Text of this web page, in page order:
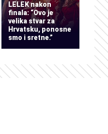
LELEK nakon
finala: “Ovo je
velika stvar za
Hrvatsku, ponosne
smo i sretne.”